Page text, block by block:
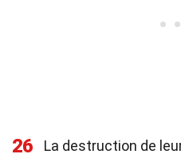
26
La destruction de